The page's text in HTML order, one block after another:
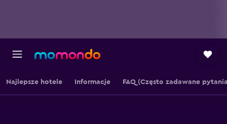
Najlepsze hotele Informacje FAQ (Często zadawane